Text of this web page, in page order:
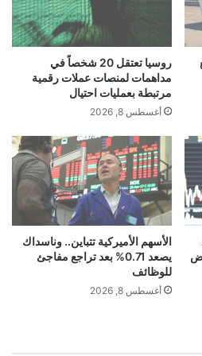
إرسال ألبومات الصور
بجوار منزله وغيرها
يتخذ منحىً ثانياً للقصة
في غايةالغموض.
بريطاني يدعو
52%
إلى جانب النجم باسل
بوشوشة وكل من ليا أبو
روسيا تعتقل 20 شخصاً في
مداهمات لمنصات عملات رقمية
مرتبطة بعمليات احتيال
أغسطس 8, 2026
الأسهم الأميركية تتباين.. وناسداك
يصعد 0.71% بعد تراجع مفاجئ
للوظائف
أغسطس 8, 2026